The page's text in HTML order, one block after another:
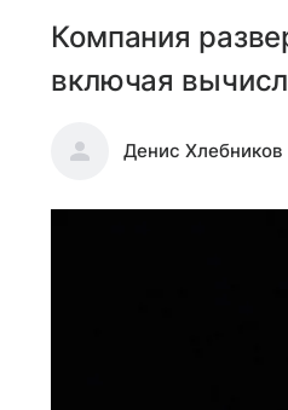
Компания
включая
Денис Хлебников